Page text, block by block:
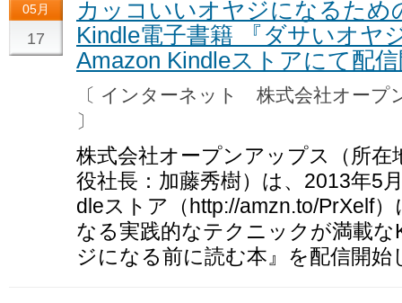
05月
17
カッコいいオヤジになるた
Kindle電子書籍 『ダサいオヤ
Amazon Kindleストアにて配
〔 インターネット 株式会社オー
〕
株式会社オープンアップス（所在
役社長：加藤秀樹）は、2013年5
dleストア（http://amzn.to/PrXelf
なる実践的なテクニックが満載
ジになる前に読む本』を配信開始